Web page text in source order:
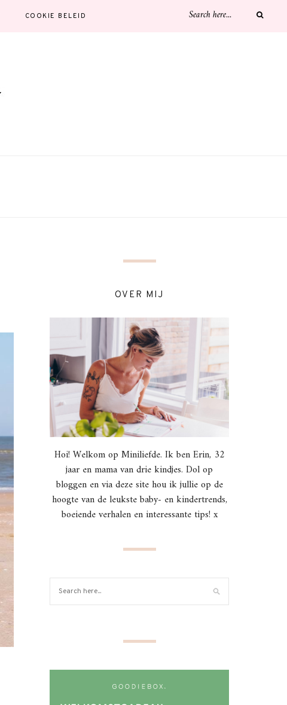
COOKIE BELEID
OVER MIJ
Hoi! Welkom op Miniliefde. Ik ben Erin, 32
jaar en mama van drie kindjes. Dol op
bloggen en via deze site hou ik jullie op de
hoogte van de leukste baby- en kindertrends,
boeiende verhalen en interessante tips! x